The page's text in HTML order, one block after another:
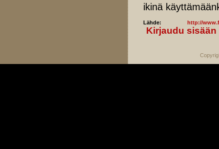
ikinä
Lähde: http://
Kirjaudu sisään